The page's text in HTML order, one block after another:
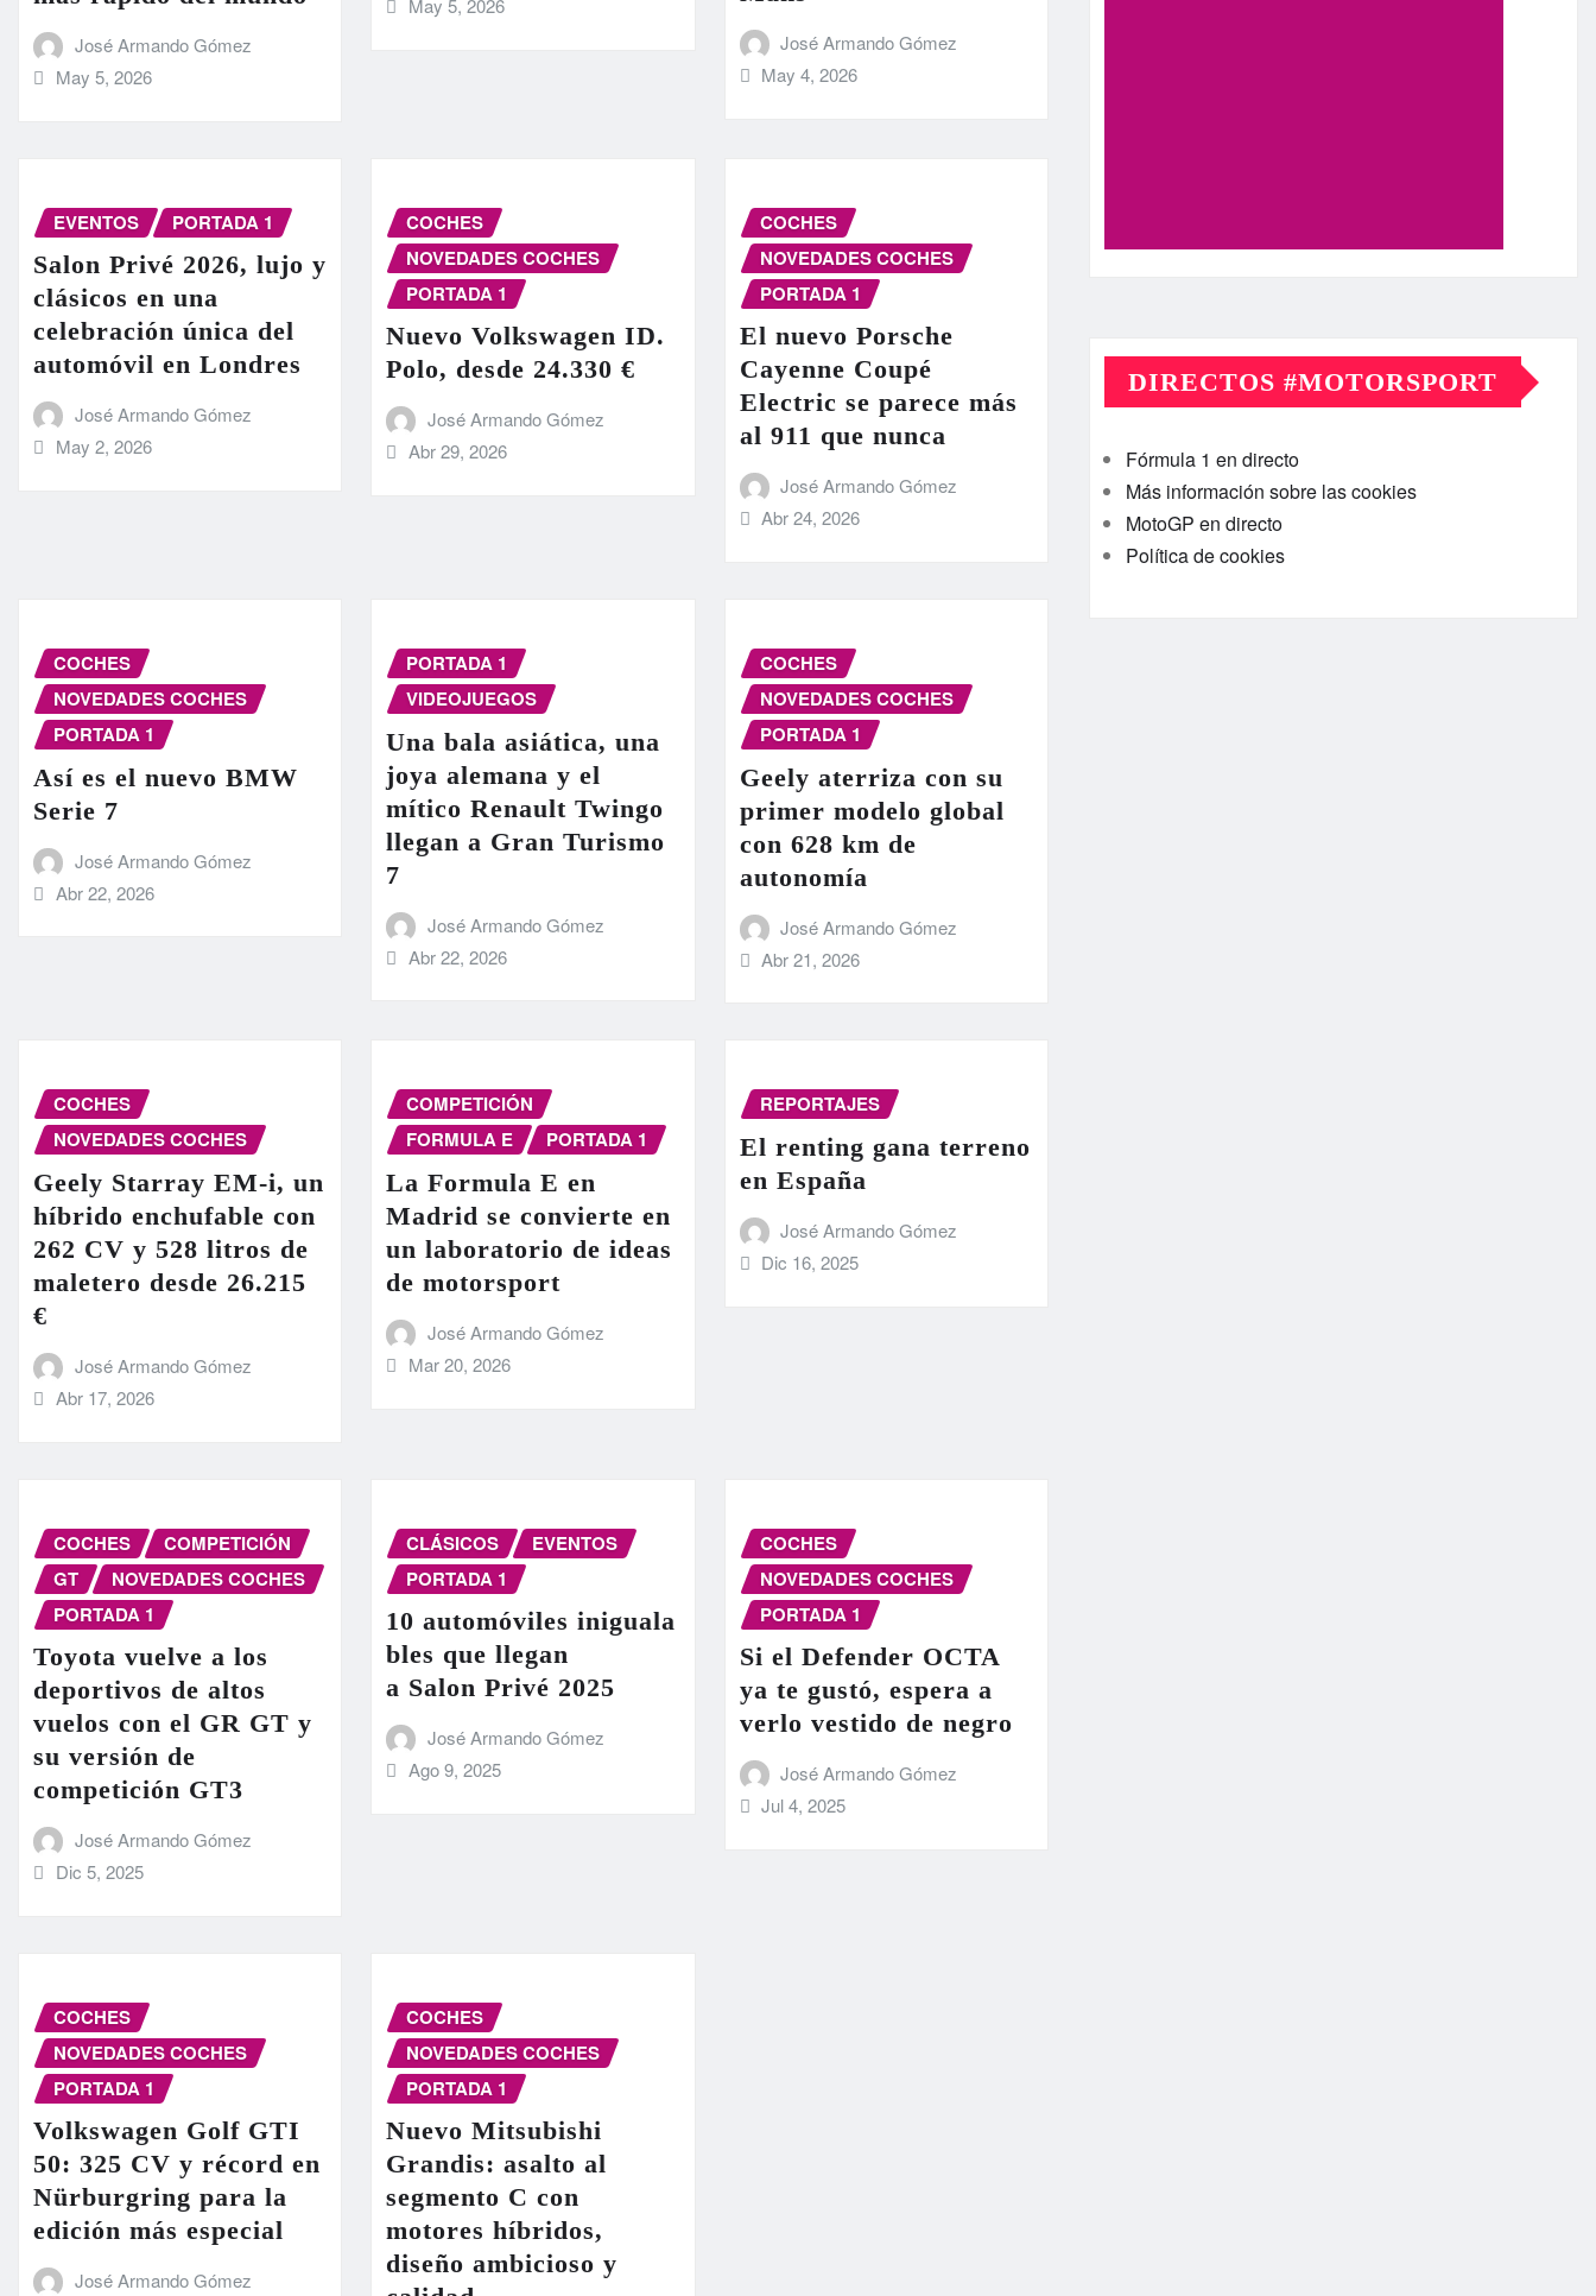
José Armando Gómez
May 5, 2026
May 5, 2026
José Armando Gómez
May 4, 2026
EVENTOS PORTADA 1
Salon Privé 2026, lujo y
clásicos en una
celebración única del
automóvil en Londres
José Armando Gómez
May 2, 2026
COCHES
NOVEDADES COCHES
PORTADA 1
Nuevo Volkswagen ID.
Polo, desde 24.330 €
José Armando Gómez
Abr 29, 2026
COCHES
NOVEDADES COCHES
PORTADA 1
El nuevo Porsche
Cayenne Coupé
Electric se parece más
al 911 que nunca
José Armando Gómez
Abr 24, 2026
COCHES
NOVEDADES COCHES
PORTADA 1
Así es el nuevo BMW
Serie 7
José Armando Gómez
Abr 22, 2026
PORTADA 1
VIDEOJUEGOS
Una bala asiática, una
joya alemana y el
mítico Renault Twingo
llegan a Gran Turismo
7
José Armando Gómez
Abr 22, 2026
COCHES
NOVEDADES COCHES
PORTADA 1
Geely aterriza con su
primer modelo global
con 628 km de
autonomía
José Armando Gómez
Abr 21, 2026
COCHES
NOVEDADES COCHES
Geely Starray EM-i, un
híbrido enchufable con
262 CV y 528 litros de
maletero desde 26.215
€
José Armando Gómez
Abr 17, 2026
COMPETICIÓN
FORMULA E
PORTADA 1
La Formula E en
Madrid se convierte en
un laboratorio de ideas
de motorsport
José Armando Gómez
Mar 20, 2026
REPORTAJES
El renting gana terreno
en España
José Armando Gómez
Dic 16, 2025
COCHES
COMPETICIÓN
GT
NOVEDADES COCHES
PORTADA 1
Toyota vuelve a los
deportivos de altos
vuelos con el GR GT y
su versión de
competición GT3
José Armando Gómez
Dic 5, 2025
CLÁSICOS
EVENTOS
PORTADA 1
10 automóviles iniguala
bles que llegan
a Salon Privé 2025
José Armando Gómez
Ago 9, 2025
COCHES
NOVEDADES COCHES
PORTADA 1
Si el Defender OCTA
ya te gustó, espera a
verlo vestido de negro
José Armando Gómez
Jul 4, 2025
COCHES
NOVEDADES COCHES
PORTADA 1
Volkswagen Golf GTI
50: 325 CV y récord en
Nürburgring para la
edición más especial
José Armando Gómez
COCHES
NOVEDADES COCHES
PORTADA 1
Nuevo Mitsubishi
Grandis: asalto al
segmento C con
motores híbridos,
diseño ambicioso y
DIRECTOS #MOTORSPORT
Fórmula 1 en directo
Más información sobre las cookies
MotoGP en directo
Política de cookies